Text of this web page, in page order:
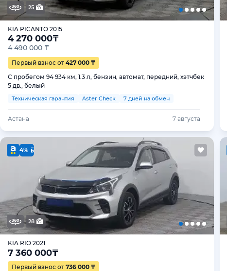
25
KIA PICANTO 2015
4 270 000₸
4 490 000 ₸
Первый взнос от 427 000 ₸
С пробегом 94 934 км, 1.3 л, бензин, автомат, передний, хэтчбек
5 дв., белый
Техническая гарантия Aster Check 7 дней на обмен
Астана 7 августа
4%
28
KIA RIO 2021
7 360 000₸
Первый взнос от 736 000 ₸